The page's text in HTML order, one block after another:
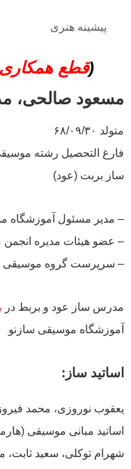
پیشینه هنری
(قطع همکاری
مسعود صالحی،
متولد ۶۸/۰۹/۳۰
فارغ التحصیل رشته
ساز بربت (عود)
– مدیر مسئول آموزشگاه
– عضو هیئات مدیره
– سرپرست گروه
مدرس ساز عود و بربط در
آموزشگاه موسیقی سازنو
اساتید ساز:
یعقوب نوروزی، محمد
اساتید مبانی موسیقی
شهرام توکلی، سعید ثابت،